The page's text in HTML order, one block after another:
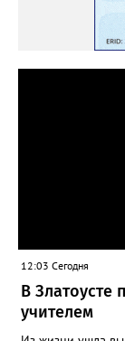
12:03 Сегодня
В
учителем